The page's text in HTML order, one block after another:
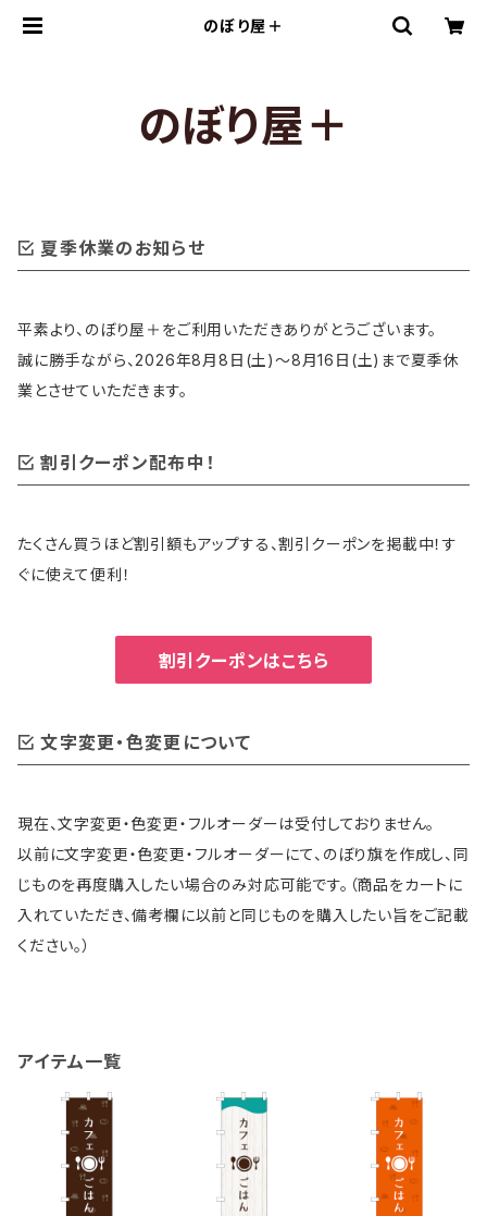
のぼり屋＋
のぼり屋＋
夏季休業のお知らせ
平素より、のぼり屋＋をご利用いただきありがとうございます。
誠に勝手ながら、2026年8月8日(土)〜8月16日(土)まで夏季休
業とさせていただきます。
割引クーポン配布中！
たくさん買うほど割引額もアップする、割引クーポンを掲載中！す
ぐに使えて便利！
割引クーポンはこちら
文字変更・色変更について
現在、文字変更・色変更・フルオーダーは受付しておりません。
以前に文字変更・色変更・フルオーダーにて、のぼり旗を作成し、同
じものを再度購入したい場合のみ対応可能です。（商品をカートに
入れていただき、備考欄に以前と同じものを購入したい旨をご記載
ください。）
アイテム一覧